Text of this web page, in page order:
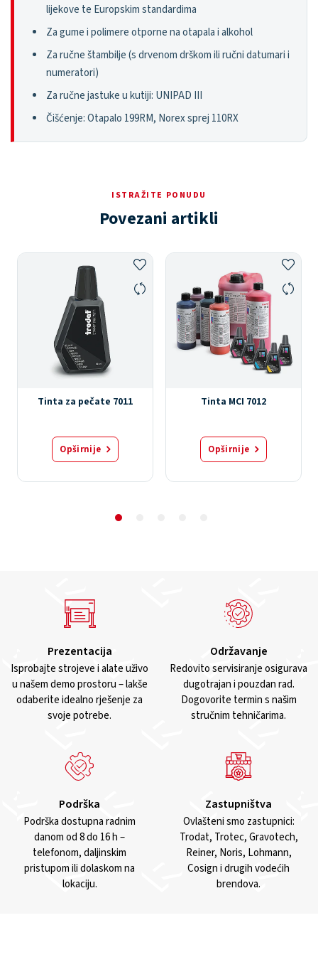
lijekove te Europskim standardima
Za gume i polimere otporne na otapala i alkohol
Za ručne štambilje (s drvenom drškom ili ručni datumari i
numeratori)
Za ručne jastuke u kutiji: UNIPAD III
Čišćenje: Otapalo 199RM, Norex sprej 110RX
ISTRAŽITE PONUDU
Povezani artikli
Tinta za pečate 7011
Opširnije
Tinta MCI 7012
Opširnije
Prezentacija
Isprobajte strojeve i alate uživo
u našem demo prostoru – lakše
odaberite idealno rješenje za
svoje potrebe.
Održavanje
Redovito servisiranje osigurava
dugotrajan i pouzdan rad.
Dogovorite termin s našim
stručnim tehničarima.
Podrška
Podrška dostupna radnim
danom od 8 do 16 h –
telefonom, daljinskim
pristupom ili dolaskom na
lokaciju.
Zastupništva
Ovlašteni smo zastupnici:
Trodat, Trotec, Gravotech,
Reiner, Noris, Lohmann,
Cosign i drugih vodećih
brendova.